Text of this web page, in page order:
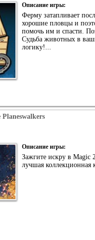
Описание игры:
Ферму затапливает
хорошие пловцы и
помочь им и спасти.
Судьба животных в
логику!...
Описание игры:
Зажгите искру в
лучшая коллекционная